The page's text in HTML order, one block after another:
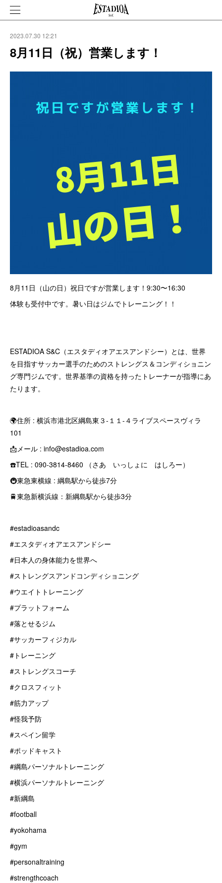
2023.07.30 12:21
8月11日（祝）営業します！
8月11日（山の日）祝日ですが営業します！9:30〜16:30
体験も受付中です。暑い日はジムでトレーニング！！
ESTADIOA S&C（エスタディオアエスアンドシー）とは、世界
を目指すサッカー選手のためのストレングス＆コンディショニン
グ専門ジムです。世界基準の資格を持ったトレーナーが指導にあ
たります。
🌍住所 : 横浜市港北区綱島東３-１１-４ライブスペースヴィラ
101
📩メール : info@estadioa.com
☎️TEL : 090-3814-8460 （さあ いっしょに はしろー）
🚇東急東横線 : 綱島駅から徒歩7分
🚆東急新横浜線：新綱島駅から徒歩3分
#estadioasandc
#エスタディオアエスアンドシー
#日本人の身体能力を世界へ
#ストレングスアンドコンディショニング
#ウエイトトレーニング
#プラットフォーム
#落とせるジム
#サッカーフィジカル
#トレーニング
#ストレングスコーチ
#クロスフィット
#筋力アップ
#怪我予防
#スペイン留学
#ポッドキャスト
#綱島パーソナルトレーニング
#横浜パーソナルトレーニング
#新綱島
#football
#yokohama
#gym
#personaltraining
#strengthcoach